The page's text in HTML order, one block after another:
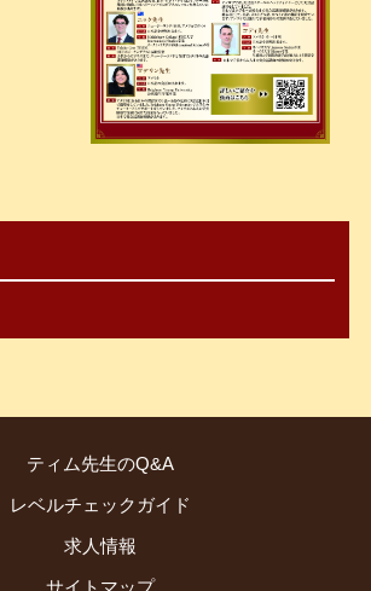
ティム先生のQ&A
レベルチェックガイド
求人情報